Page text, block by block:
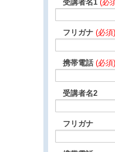
受講者名1 (必
フリガナ (必
携帯電話 (必
受講者名2
フリガナ